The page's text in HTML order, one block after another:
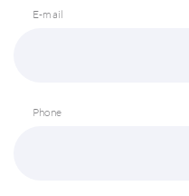
E-mail
Phone